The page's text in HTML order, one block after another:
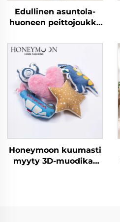
Edullinen asuntola-
huoneen peittojoukko
makuuhuonekäyttöön
Honeymoon kuumasti
myyty 3D-muodikas